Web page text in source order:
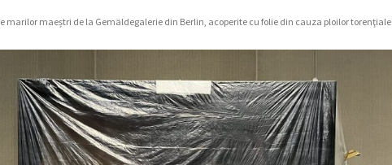
marilor maeștri de la Gemäldegalerie din Berlin, acoperite cu folie din cauza ploilor torenţiale